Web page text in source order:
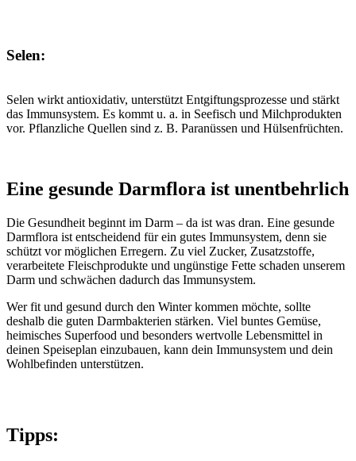
Selen:
Selen wirkt antioxidativ, unterstützt Entgiftungsprozesse und stärkt
das Immunsystem. Es kommt u. a. in Seefisch und Milchprodukten
vor. Pflanzliche Quellen sind z. B. Paranüssen und Hülsenfrüchten.
Eine gesunde Darmflora ist unentbehrlich
Die Gesundheit beginnt im Darm – da ist was dran. Eine gesunde
Darmflora ist entscheidend für ein gutes Immunsystem, denn sie
schützt vor möglichen Erregern. Zu viel Zucker, Zusatzstoffe,
verarbeitete Fleischprodukte und ungünstige Fette schaden unserem
Darm und schwächen dadurch das Immunsystem.
Wer fit und gesund durch den Winter kommen möchte, sollte
deshalb die guten Darmbakterien stärken. Viel buntes Gemüse,
heimisches Superfood und besonders wertvolle Lebensmittel in
deinen Speiseplan einzubauen, kann dein Immunsystem und dein
Wohlbefinden unterstützen.
Tipps: